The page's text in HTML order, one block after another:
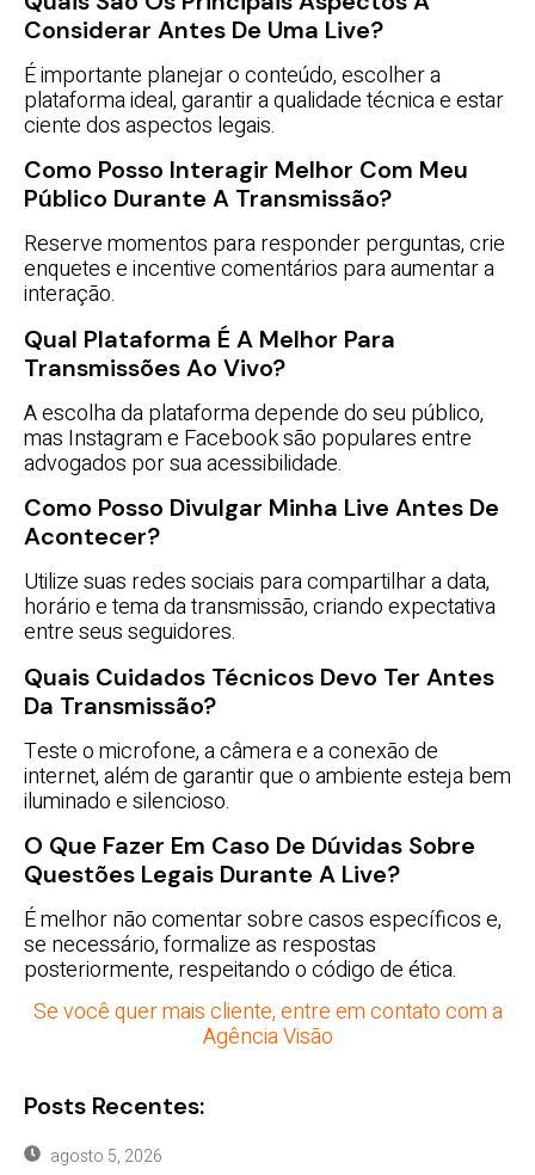
Considerar Antes De Uma Live?
É importante planejar o conteúdo, escolher a
plataforma ideal, garantir a qualidade técnica e estar
ciente dos aspectos legais.
Como Posso Interagir Melhor Com Meu
Público Durante A Transmissão?
Reserve momentos para responder perguntas, crie
enquetes e incentive comentários para aumentar a
interação.
Qual Plataforma É A Melhor Para
Transmissões Ao Vivo?
A escolha da plataforma depende do seu público,
mas Instagram e Facebook são populares entre
advogados por sua acessibilidade.
Como Posso Divulgar Minha Live Antes De
Acontecer?
Utilize suas redes sociais para compartilhar a data,
horário e tema da transmissão, criando expectativa
entre seus seguidores.
Quais Cuidados Técnicos Devo Ter Antes
Da Transmissão?
Teste o microfone, a câmera e a conexão de
internet, além de garantir que o ambiente esteja bem
iluminado e silencioso.
O Que Fazer Em Caso De Dúvidas Sobre
Questões Legais Durante A Live?
É melhor não comentar sobre casos específicos e,
se necessário, formalize as respostas
posteriormente, respeitando o código de ética.
Se você quer mais cliente, entre em contato com a
Agência Visão
Posts Recentes:
agosto 5, 2026